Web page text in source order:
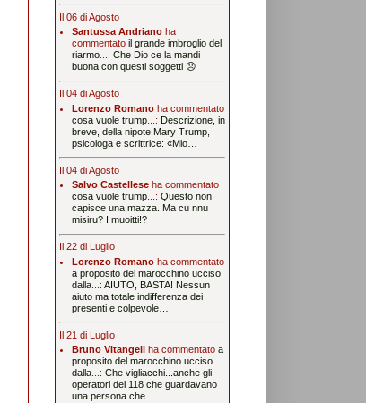
Il 06 di Agosto
Santussa Andrianoha
commentato il grande imbroglio del
riarmo...: Che Dio ce la mandi
buona con questi soggetti 😞
Il 04 di Agosto
Lorenzo Romanoha commentato
cosa vuole trump...: Descrizione, in
breve, della nipote Mary Trump,
psicologa e scrittrice: «Mio…
Il 04 di Agosto
Salvo Castelleseha commentato
cosa vuole trump...: Questo non
capisce una mazza. Ma cu nnu
misiru? I muoitti!?
Il 22 di Luglio
Lorenzo Romanoha commentato
a proposito del marocchino ucciso
dalla...: AIUTO, BASTA! Nessun
aiuto ma totale indifferenza dei
presenti e colpevole…
Il 21 di Luglio
Bruno Vitangeliha commentato a
proposito del marocchino ucciso
dalla...: Che vigliacchi...anche gli
operatori del 118 che guardavano
una persona che…